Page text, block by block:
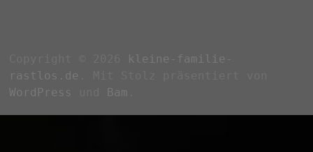
kleine-familie-
rastlos.de
WordPress
Bam